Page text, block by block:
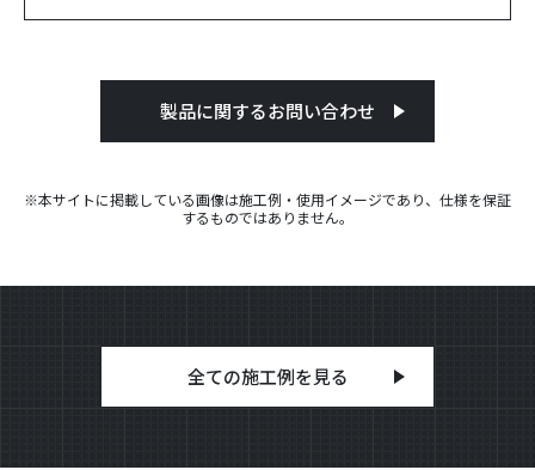
製品に関するお問い合わせ
※本サイトに掲載している画像は施工例・使用イメージであり、仕様を保証
するものではありません。
全ての施工例を見る